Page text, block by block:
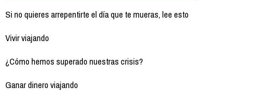
Si no quieres arrepentirte el día que te mueras, lee esto
Vivir viajando
¿Cómo hemos superado nuestras crisis?
Ganar dinero viajando